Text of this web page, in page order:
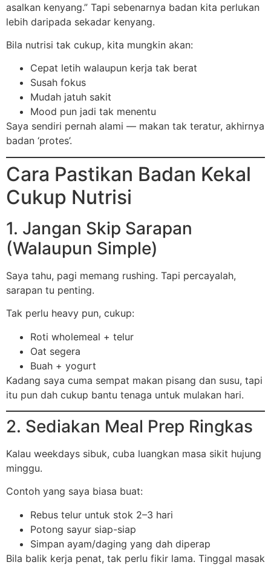
asalkan kenyang.” Tapi sebenarnya badan kita perlukan
lebih daripada sekadar kenyang.
Bila nutrisi tak cukup, kita mungkin akan:
Cepat letih walaupun kerja tak berat
Susah fokus
Mudah jatuh sakit
Mood pun jadi tak menentu
Saya sendiri pernah alami — makan tak teratur, akhirnya
badan ‘protes’.
Cara Pastikan Badan Kekal
Cukup Nutrisi
1. Jangan Skip Sarapan
(Walaupun Simple)
Saya tahu, pagi memang rushing. Tapi percayalah,
sarapan tu penting.
Tak perlu heavy pun, cukup:
Roti wholemeal + telur
Oat segera
Buah + yogurt
Kadang saya cuma sempat makan pisang dan susu, tapi
itu pun dah cukup bantu tenaga untuk mulakan hari.
2. Sediakan Meal Prep Ringkas
Kalau weekdays sibuk, cuba luangkan masa sikit hujung
minggu.
Contoh yang saya biasa buat:
Rebus telur untuk stok 2–3 hari
Potong sayur siap-siap
Simpan ayam/daging yang dah diperap
Bila balik kerja penat, tak perlu fikir lama. Tinggal masak